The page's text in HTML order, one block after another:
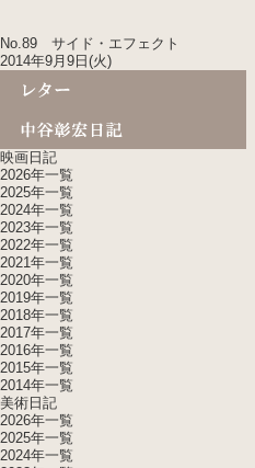
No.89 サイド・エフェクト
2014年9月9日(火)
映画日記
2026年一覧
2025年一覧
2024年一覧
2023年一覧
2022年一覧
2021年一覧
2020年一覧
2019年一覧
2018年一覧
2017年一覧
2016年一覧
2015年一覧
2014年一覧
美術日記
2026年一覧
2025年一覧
2024年一覧